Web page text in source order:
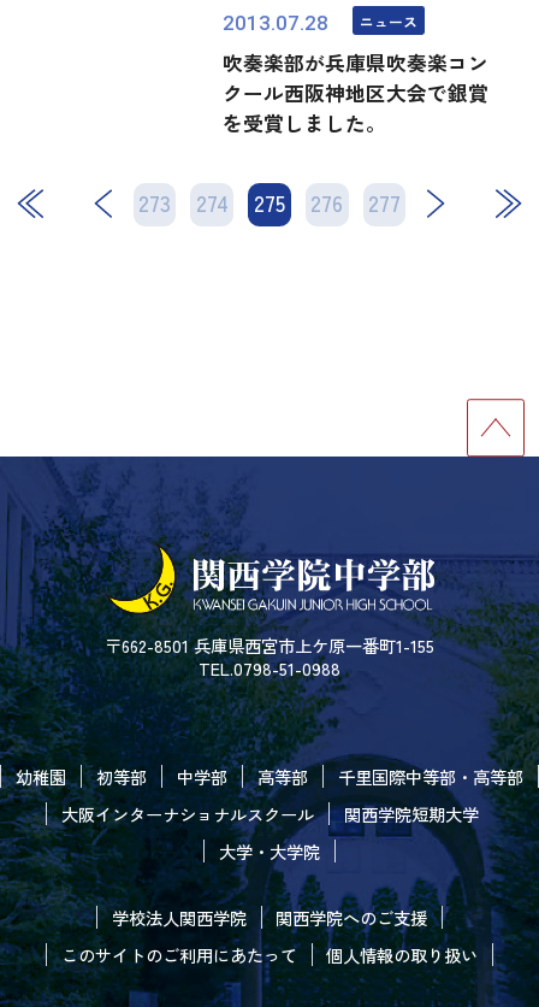
2013.07.28 ニュース
吹奏楽部が兵庫県吹奏楽コン
クール西阪神地区大会で銀賞
を受賞しました。
273 274 275 276 277
次 最後
〒662-8501 兵庫県西宮市上ケ原一番町1-155
TEL.0798-51-0988
幼稚園 初等部 中学部 高等部
千里国際中等部・高等部
大阪インターナショナルスクール
関西学院短期大学
大学・大学院
学校法人関西学院
関西学院へのご支援
このサイトのご利用にあたって
個人情報の取り扱い